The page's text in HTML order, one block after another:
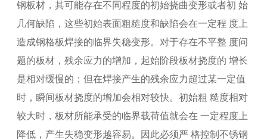
钢板材，其可能存在不同程度的初始挠曲变形或者初 始
几何缺陷，这些初始表面粗糙度和缺陷会在一定程 度上
造成钢格板焊接的临界失稳变形。对于存在不平整 度问
题的板材，残余应力的增加，起始阶段板材挠度的 增长
是相对缓慢的；但在焊接产生的残余应力超过某一定值
时，瞬间板材挠度的增加会相对较快。初始粗 糙度相对
较大时，板材所能承受的临界载荷值就会在 一定程度上
降低，产生失稳变形越容易。因此必须严 格控制不锈钢